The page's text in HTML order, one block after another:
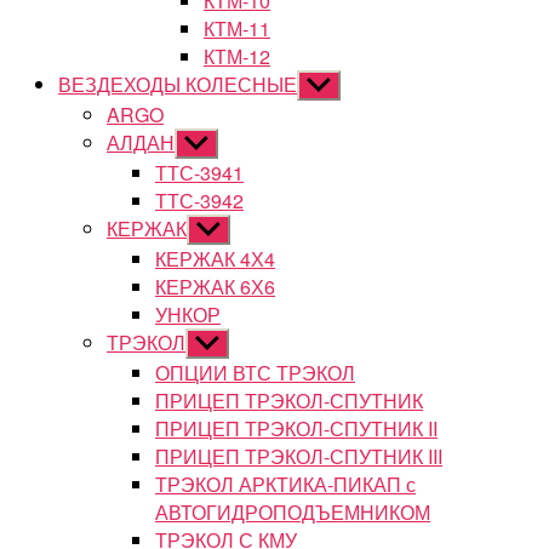
КТМ-11
КТМ-12
ВЕЗДЕХОДЫ КОЛЕСНЫЕ Показывать
подменю
ARGO
АЛДАН Показывать
подменю
ТТС-3941
ТТС-3942
КЕРЖАК Показывать
подменю
КЕРЖАК 4Х4
КЕРЖАК 6Х6
УНКОР
ТРЭКОЛ Показывать
подменю
ОПЦИИ ВТС ТРЭКОЛ
ПРИЦЕП ТРЭКОЛ-СПУТНИК
ПРИЦЕП ТРЭКОЛ-СПУТНИК II
ПРИЦЕП ТРЭКОЛ-СПУТНИК III
ТРЭКОЛ АРКТИКА-ПИКАП с
АВТОГИДРОПОДЪЕМНИКОМ
ТРЭКОЛ С КМУ